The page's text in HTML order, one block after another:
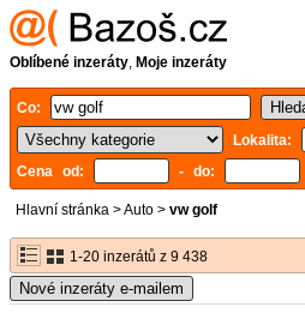
Oblíbené inzeráty, Moje inzeráty
Co:
Lokalita:
Cena od:
- do:
Hlavní stránka >Auto > vw golf
1-20 inzerátů z 9 438
Nové inzeráty e-mailem